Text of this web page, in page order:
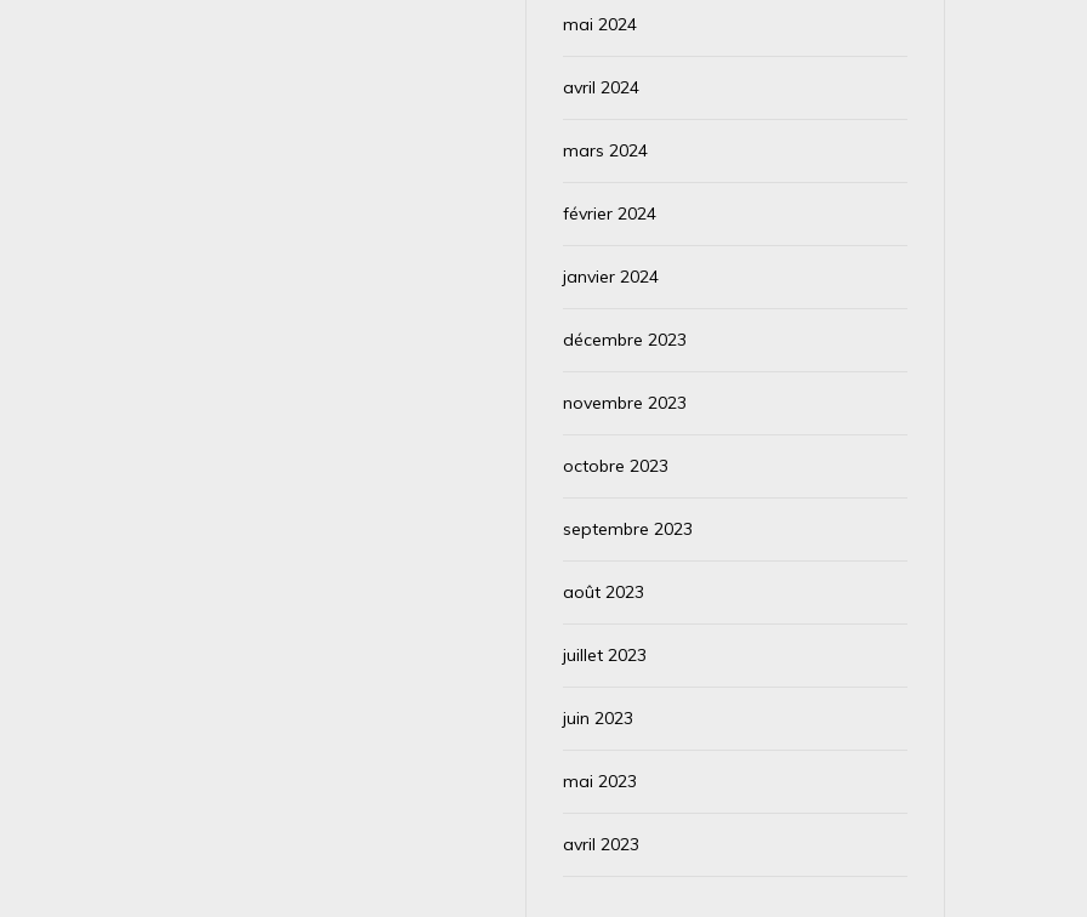
mai 2024
avril 2024
mars 2024
février 2024
janvier 2024
décembre 2023
novembre 2023
octobre 2023
septembre 2023
août 2023
juillet 2023
juin 2023
mai 2023
avril 2023